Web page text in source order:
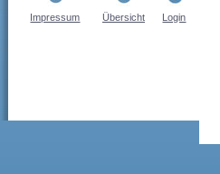
Impressum Übersicht Login